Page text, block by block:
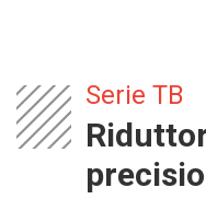
Serie TB